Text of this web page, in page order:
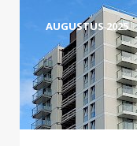
AUGUSTUS 2025